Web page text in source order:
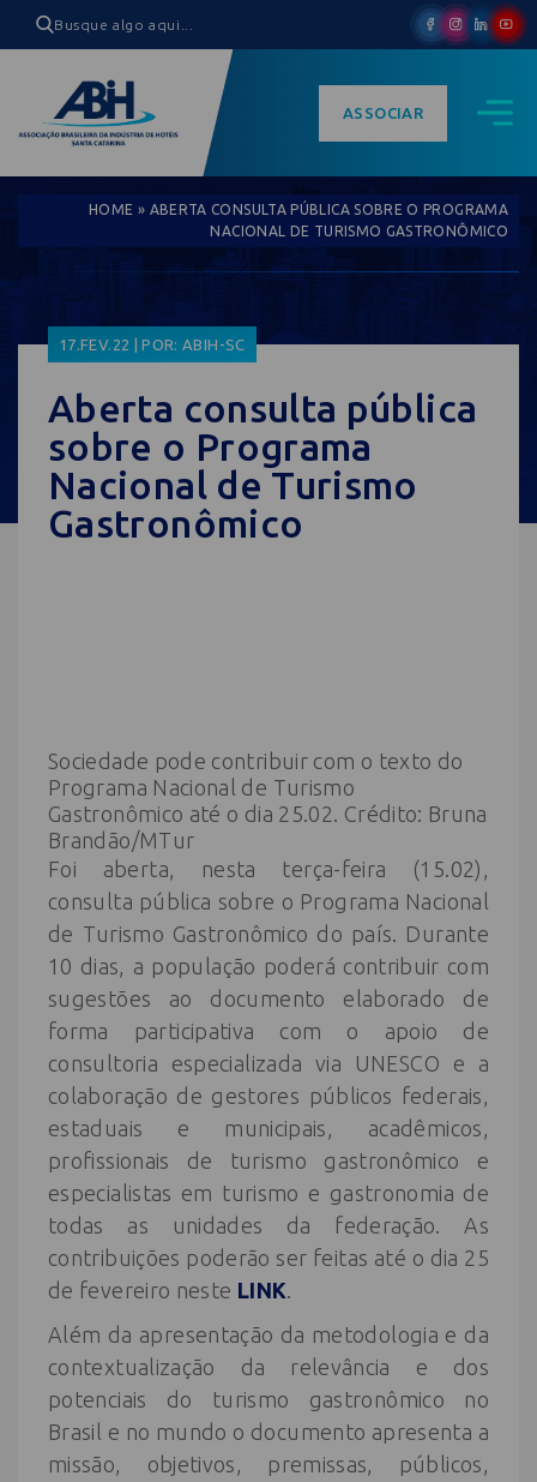
ASSOCIAR
HOME » ABERTA CONSULTA PÚBLICA SOBRE O PROGRAMA
NACIONAL DE TURISMO GASTRONÔMICO
17.FEV.22 | POR: ABIH-SC
Aberta consulta pública
sobre o Programa
Nacional de Turismo
Gastronômico
Sociedade pode contribuir com o texto do
Programa Nacional de Turismo
Gastronômico até o dia 25.02. Crédito: Bruna
Brandão/MTur
Foi aberta, nesta terça-feira (15.02),
consulta pública sobre o Programa Nacional
de Turismo Gastronômico do país. Durante
10 dias, a população poderá contribuir com
sugestões ao documento elaborado de
forma participativa com o apoio de
consultoria especializada via UNESCO e a
colaboração de gestores públicos federais,
estaduais e municipais, acadêmicos,
profissionais de turismo gastronômico e
especialistas em turismo e gastronomia de
todas as unidades da federação. As
contribuições poderão ser feitas até o dia 25
de fevereiro neste LINK
Além da apresentação da metodologia e da
contextualização da relevância e dos
potenciais do turismo gastronômico no
Brasil e no mundo o documento apresenta a
missão, objetivos, premissas, públicos,